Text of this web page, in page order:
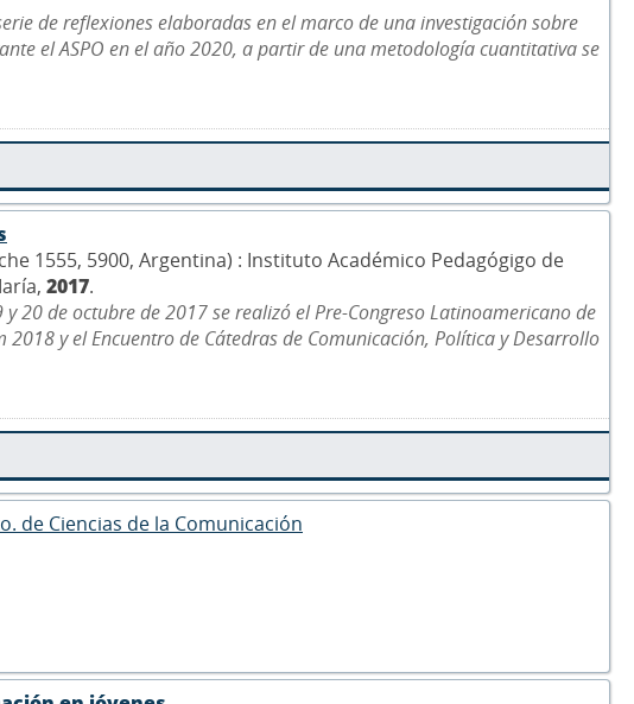
de reflexiones elaboradas en el marco de una investigación sobre
el ASPO en el año 2020, a partir de una metodología cuantitativa se
1555, 5900, Argentina) : Instituto Académico Pedagógigo de
2017.
20 de octubre de 2017 se realizó el Pre-Congreso Latinoamericano de
2018 y el Encuentro de Cátedras de Comunicación, Política y Desarrollo
de Ciencias de la Comunicación